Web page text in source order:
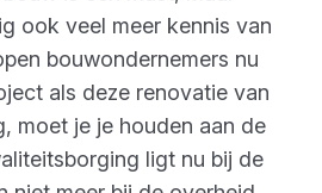
ook veel meer kennis van
bouwondernemers nu
als deze renovatie van
moet je je houden aan de
ligt nu bij de